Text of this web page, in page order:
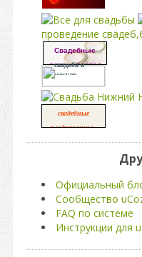
проведение
Свадебные
платья портал
свадьба в
москве
свадебные
поздравления,
свадьба
Официальный
Сообщество
FAQ по системе
Инструкции для